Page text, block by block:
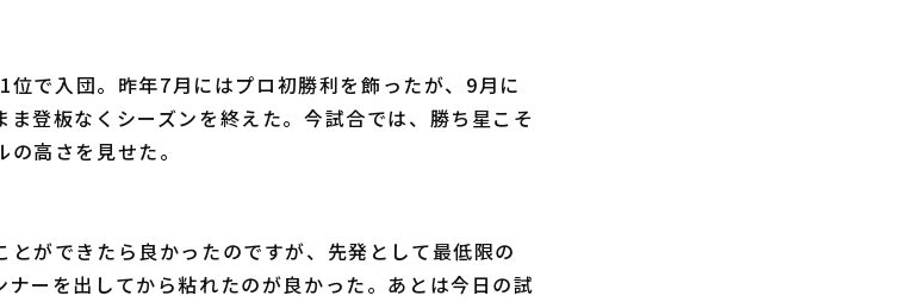
で入団。昨年7月にはプロ初勝利を飾ったが、9月に
登板なくシーズンを終えた。今試合では、勝ち星こそ
高さを見せた。
とができたら良かったのですが、先発として最低限の
ーを出してから粘れたのが良かった。あとは今日の試